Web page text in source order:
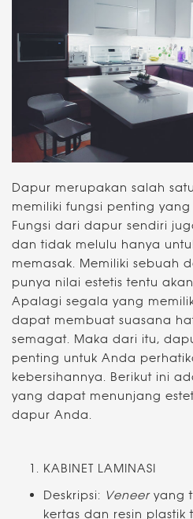
Dapur merupakan salah
memiliki fungsi penting
Fungsi dari dapur sendiri
dan tidak melulu hanya
memasak. Memiliki sebuah
punya nilai estetis tentu
Apalagi segala yang
dapat membuat suasana
semagat. Maka dari itu,
penting untuk Anda
kebersihannya. Berikut ini
yang dapat menunjang
dapur Anda.
KABINET LAMINASI
Deskripsi: Veneeryang
kertas dan resin